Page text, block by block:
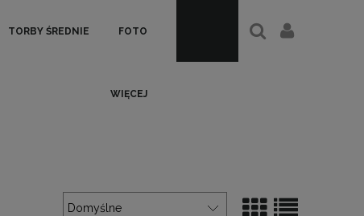
TORBY ŚREDNIE FOTO
WIĘCEJ